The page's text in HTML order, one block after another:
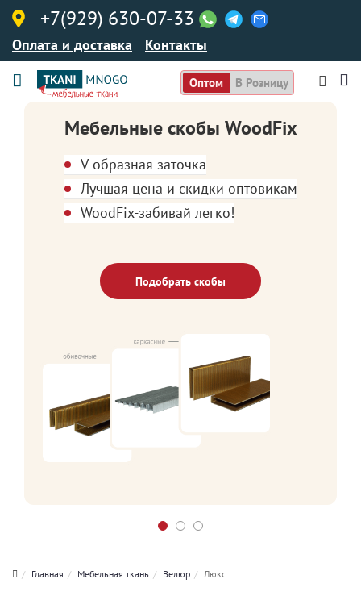
+7(929) 630-07-33
Оплата и доставка Контакты
Оптом В Розницу
Мебельные скобы WoodFix
V-образная заточка
Лучшая цена и скидки оптовикам
WoodFix-забивай легко!
Подобрать скобы
Главная Мебельная ткань Велюр Люкс